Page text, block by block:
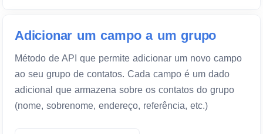
Adicionar um campo a um grupo
Método de API que permite adicionar um novo campo
ao seu grupo de contatos. Cada campo é um dado
adicional que armazena sobre os contatos do grupo
(nome, sobrenome, endereço, referência, etc.)